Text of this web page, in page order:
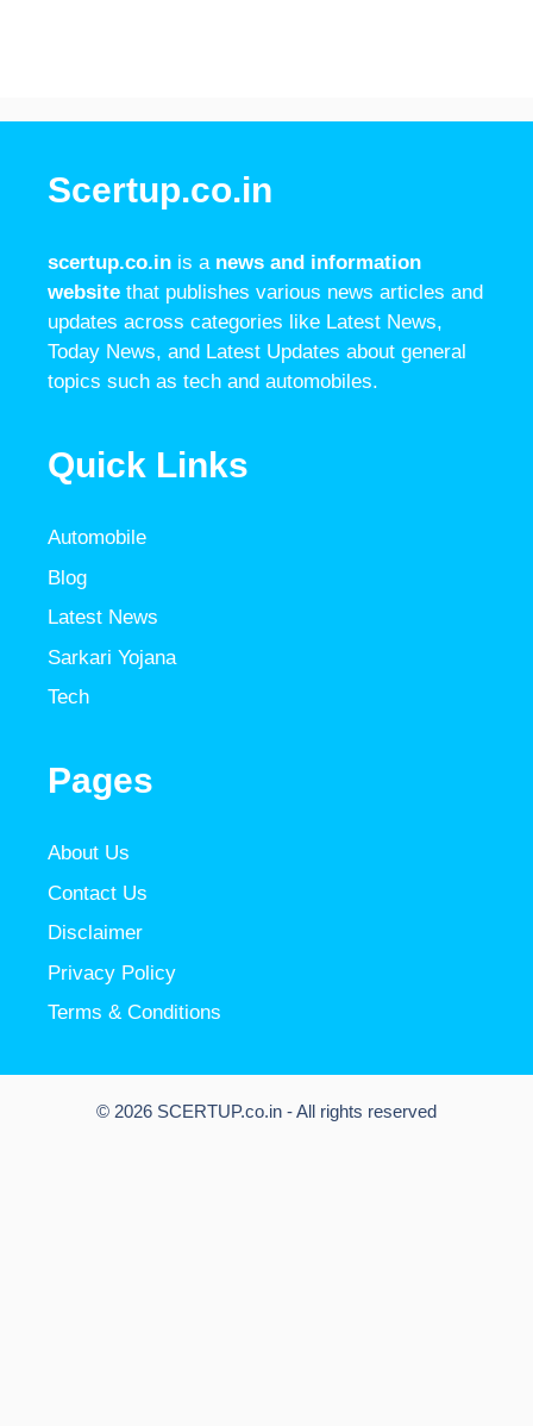
Scertup.co.in
scertup.co.in is a news and information
website that publishes various news articles and
updates across categories like Latest News,
Today News, and Latest Updates about general
topics such as tech and automobiles.
Quick Links
Automobile
Blog
Latest News
Sarkari Yojana
Tech
Pages
About Us
Contact Us
Disclaimer
Privacy Policy
Terms & Conditions
© 2026 SCERTUP.co.in - All rights reserved